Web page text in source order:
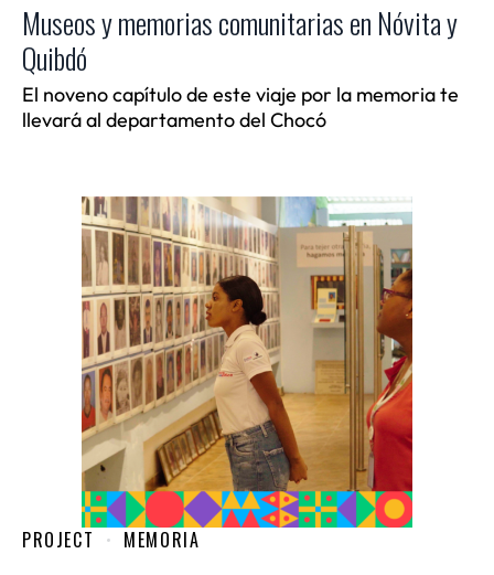
Museos y memorias comunitarias en Nóvita y
Quibdó
El noveno capítulo de este viaje por la memoria te
llevará al departamento del Chocó
PROJECT MEMORIA